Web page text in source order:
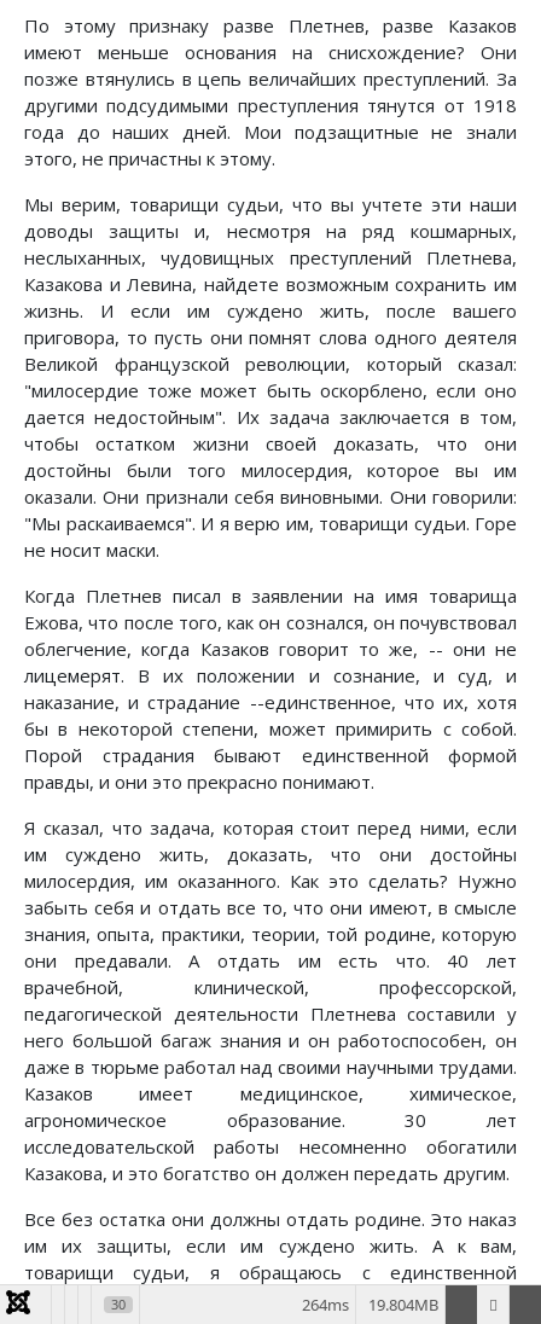
По этому признаку разве Плетнев, разве Казаков
имеют меньше основания на снисхождение? Они
позже втянулись в цепь величайших преступлений. За
другими подсудимыми преступления тянутся от 1918
года до наших дней. Мои подзащитные не знали
этого, не причастны к этому.
Мы верим, товарищи судьи, что вы учтете эти наши
доводы защиты и, несмотря на ряд кошмарных,
неслыханных, чудовищных преступлений Плетнева,
Казакова и Левина, найдете возможным сохранить им
жизнь. И если им суждено жить, после вашего
приговора, то пусть они помнят слова одного деятеля
Великой французской революции, который сказал:
"милосердие тоже может быть оскорблено, если оно
дается недостойным". Их задача заключается в том,
чтобы остатком жизни своей доказать, что они
достойны были того милосердия, которое вы им
оказали. Они признали себя виновными. Они говорили:
"Мы раскаиваемся". И я верю им, товарищи судьи. Горе
не носит маски.
Когда Плетнев писал в заявлении на имя товарища
Ежова, что после того, как он сознался, он почувствовал
облегчение, когда Казаков говорит то же, -- они не
лицемерят. В их положении и сознание, и суд, и
наказание, и страдание --единственное, что их, хотя
бы в некоторой степени, может примирить с собой.
Порой страдания бывают единственной формой
правды, и они это прекрасно понимают.
Я сказал, что задача, которая стоит перед ними, если
им суждено жить, доказать, что они достойны
милосердия, им оказанного. Как это сделать? Нужно
забыть себя и отдать все то, что они имеют, в смысле
знания, опыта, практики, теории, той родине, которую
они предавали. А отдать им есть что. 40 лет
врачебной, клинической, профессорской,
педагогической деятельности Плетнева составили у
него большой багаж знания и он работоспособен, он
даже в тюрьме работал над своими научными трудами.
Казаков имеет медицинское, химическое,
агрономическое образование. 30 лет
исследовательской работы несомненно обогатили
Казакова, и это богатство он должен передать другим.
Все без остатка они должны отдать родине. Это наказ
им их защиты, если им суждено жить. А к вам,
товарищи судьи, я обращаюсь с единственной
просьбой-сохранить им жизнь.
30 19.804MB
264ms